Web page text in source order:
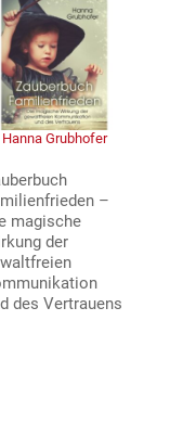
Hanna Grubhofer
–
magische
der
des Vertrauens